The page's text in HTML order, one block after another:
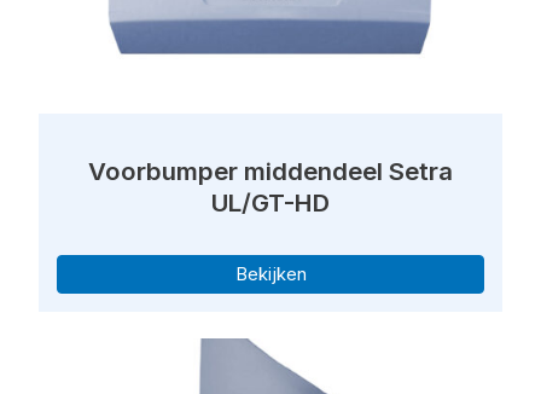
Voorbumper middendeel Setra
UL/GT-HD
Bekijken